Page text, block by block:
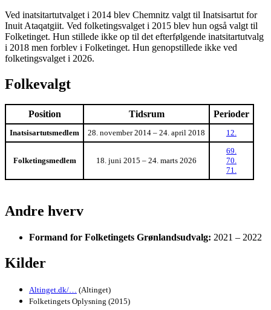
Ved inatsitartutvalget i 2014 blev Chemnitz valgt til Inatsisartut for
Inuit Ataqatgiit. Ved folketingsvalget i 2015 blev hun også valgt til
Folketinget. Hun stillede ikke op til det efterfølgende inatsitartutvalg
i 2018 men forblev i Folketinget. Hun genopstillede ikke ved
folketingsvalget i 2026.
Folkevalgt
Position Tidsrum Perioder
Inatsisartutsmedlem 28. november 2014 – 24. april 2018 12.
Folketingsmedlem 18. juni 2015 – 24. marts 2026
69.
70.
71.
Andre hverv
Formand for Folketingets Grønlandsudvalg: 2021 – 2022
Kilder
Altinget.dk/… (Altinget)
Folketingets Oplysning (2015)